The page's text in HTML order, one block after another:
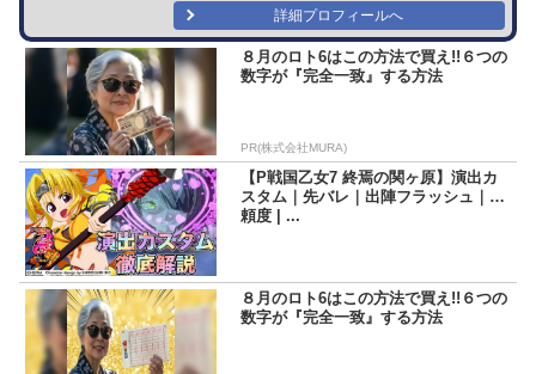
詳細プロフィールへ
８月のロト6はこの方法で買え!!６つの
数字が『完全一致』する方法
PR(株式会社MURA)
【P戦国乙女7 終焉の関ヶ原】演出カ
スタム｜先バレ｜出陣フラッシュ｜信
頼度 | ...
８月のロト6はこの方法で買え!!６つの
数字が『完全一致』する方法